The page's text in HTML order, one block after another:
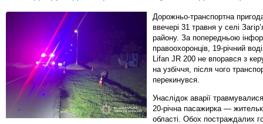
Дорожньо-транспортна
ввечері 31 травня у селі
району. За попередньою
правоохоронців, 19-річний
Lifan JR 200 не впорався з
на узбіччя, після чого
перекинувся.
Унаслідок аварії
20-річна пасажирка —
області. Обох постраждалих